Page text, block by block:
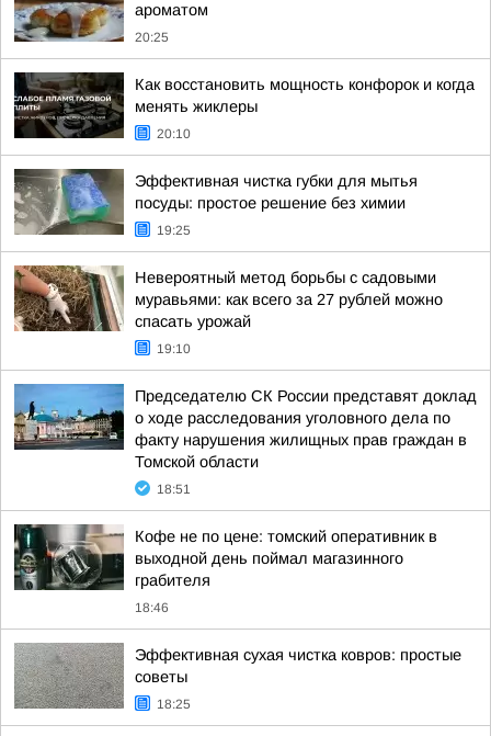
ароматом
20:25
Как восстановить мощность конфорок и когда
менять жиклеры
20:10
Эффективная чистка губки для мытья
посуды: простое решение без химии
19:25
Невероятный метод борьбы с садовыми
муравьями: как всего за 27 рублей можно
спасать урожай
19:10
Председателю СК России представят доклад
о ходе расследования уголовного дела по
факту нарушения жилищных прав граждан в
Томской области
18:51
Кофе не по цене: томский оперативник в
выходной день поймал магазинного
грабителя
18:46
Эффективная сухая чистка ковров: простые
советы
18:25